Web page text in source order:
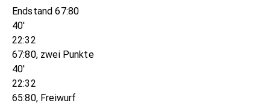
Endstand 67:80
40'
22:32
67:80, zwei Punkte
40'
22:32
65:80, Freiwurf